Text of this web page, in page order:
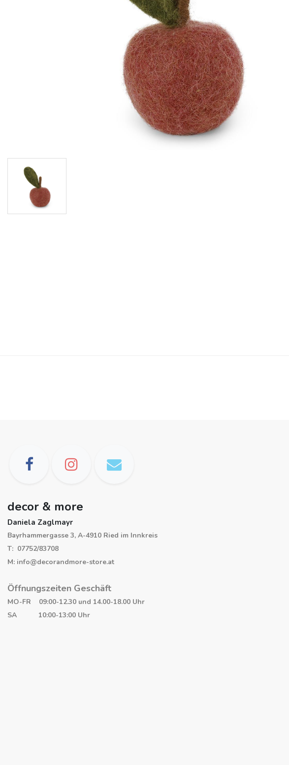
decor & more
Daniela Zaglmayr
Bayrhammergasse 3, A-4910 Ried im Innkreis
T: 07752/83708
M: info@decorandmore-store.at
Öffnungszeiten Geschäft
MO-FR 09:00-12.30 und 14.00-18.00 Uhr
SA 10:00-13:00 Uhr